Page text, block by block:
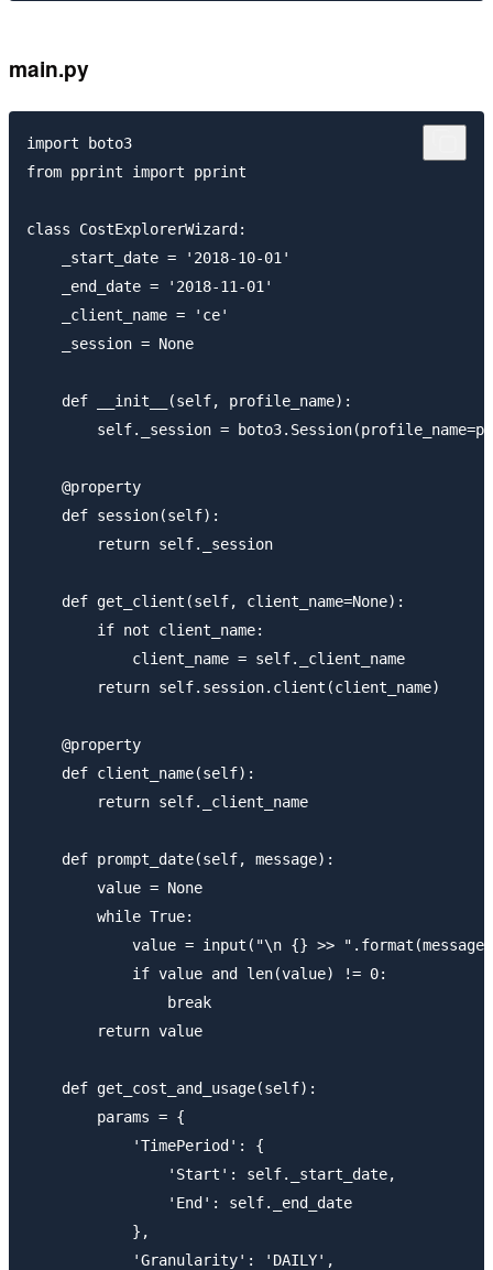
main.py
import boto3
from pprint import pprint
class CostExplorerWizard:
    _start_date = '2018-10-01'
    _end_date = '2018-11-01'
    _client_name = 'ce'
    _session = None
    def __init__(self, profile_name):
self._session =
    @property
    def session(self):
        return self._session
    def get_client(self, client_name=None):
        if not client_name:
            client_name = self._client_name
        return self.session.client(client_name)
    @property
    def client_name(self):
        return self._client_name
    def prompt_date(self, message):
        value = None
        while True:
value = input("\n {} >>
            if value and len(value) != 0:
                break
        return value
    def get_cost_and_usage(self):
        params = {
            'TimePeriod': {
                'Start': self._start_date,
                'End': self._end_date
            },
            'Granularity': 'DAILY',